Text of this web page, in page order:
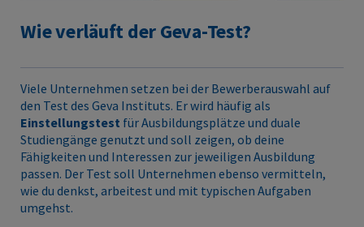
Wie verläuft der Geva-Test?
Viele Unternehmen setzen bei der Bewerberauswahl auf
den Test des Geva Instituts. Er wird häufig als
Einstellungstest für Ausbildungsplätze und duale
Studiengänge genutzt und soll zeigen, ob deine
Fähigkeiten und Interessen zur jeweiligen Ausbildung
passen. Der Test soll Unternehmen ebenso vermitteln,
wie du denkst, arbeitest und mit typischen Aufgaben
umgehst.